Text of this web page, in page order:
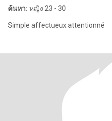
ค้นหา: หญิง 23 - 30
Simple affectueux attentionné